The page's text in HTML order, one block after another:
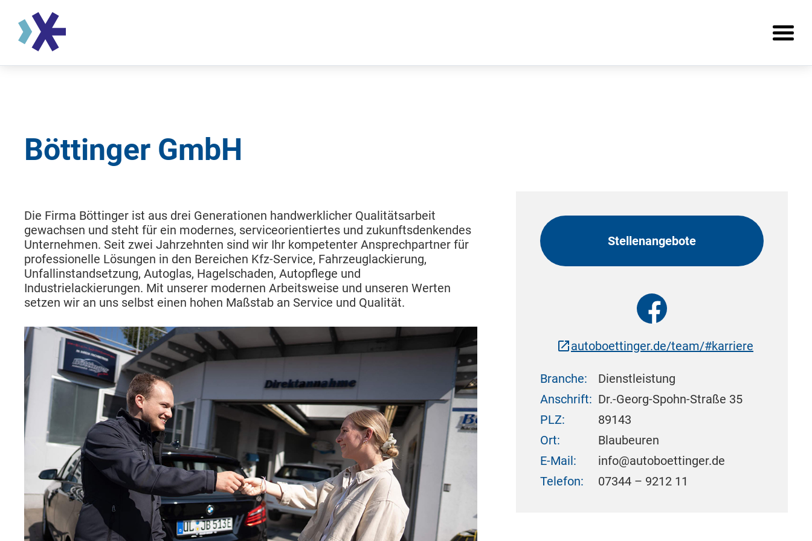
Böttinger GmbH
Die Firma Böttinger ist aus drei Generationen handwerklicher Qualitätsarbeit
gewachsen und steht für ein modernes, serviceorientiertes und zukunftsdenkendes
Unternehmen. Seit zwei Jahrzehnten sind wir Ihr kompetenter Ansprechpartner für
professionelle Lösungen in den Bereichen Kfz-Service, Fahrzeuglackierung,
Unfallinstandsetzung, Autoglas, Hagelschaden, Autopflege und
Industrielackierungen. Mit unserer modernen Arbeitsweise und unseren Werten
setzen wir an uns selbst einen hohen Maßstab an Service und Qualität.
Stellenangebote
autoboettinger.de/team/#karriere
Branche:
Dienstleistung
Anschrift: Dr.-Georg-Spohn-Straße 35
PLZ:
89143
Ort:
Blaubeuren
E-Mail:
info@autoboettinger.de
Telefon:
07344 – 9212 11